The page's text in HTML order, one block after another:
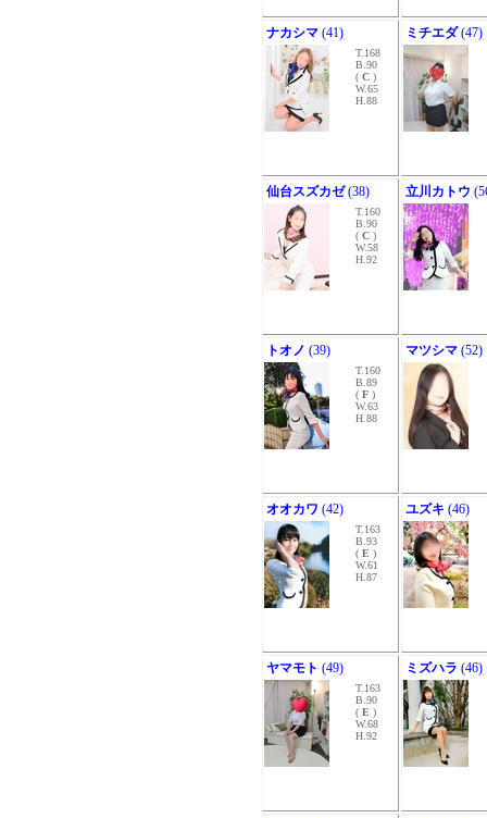
ナカシマ (41)
T.168
B.90
( C )
W.65
H.88
ミチエダ(47)
仙台スズカゼ(38)
T.160
B.90
( C )
W.58
H.92
立川カトウ
トオノ (39)
T.160
B.89
( F )
W.63
H.88
マツシマ (52)
オオカワ (42)
T.163
B.93
( E )
W.61
H.87
ユズキ (46)
ヤマモト (49)
T.163
B.90
( E )
W.68
H.92
ミズハラ (46)